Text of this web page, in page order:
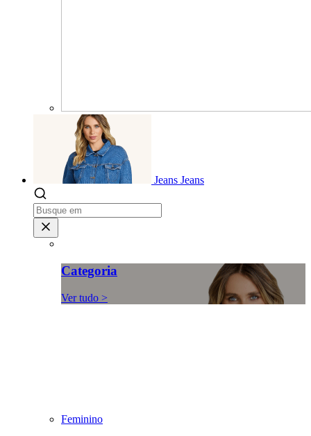
Jeans Jeans
Categoria
Ver tudo >
Feminino